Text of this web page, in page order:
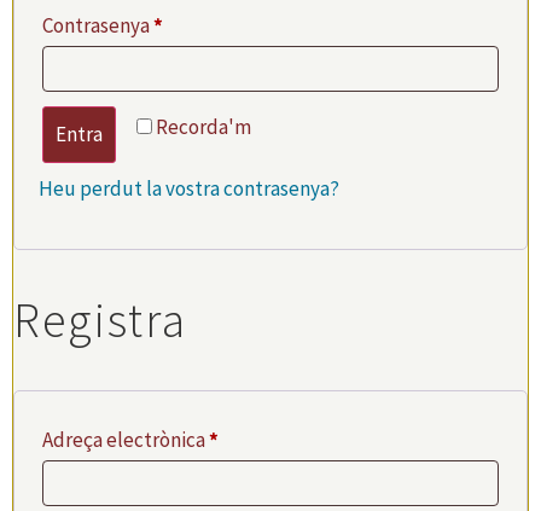
Contrasenya*
Recorda'm
Entra
Heu perdut la vostra contrasenya?
Registra
Adreça electrònica*